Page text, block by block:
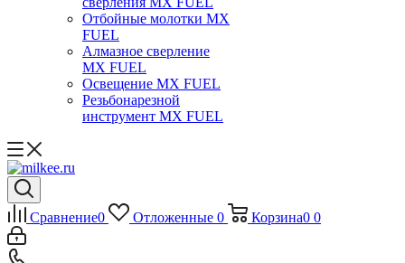
Отбойные молотки MX
FUEL
Алмазное сверление
MX FUEL
Освещение MX FUEL
Резьбонарезной
инструмент MX FUEL
Сравнение0 Отложенные 0 Корзина0 0